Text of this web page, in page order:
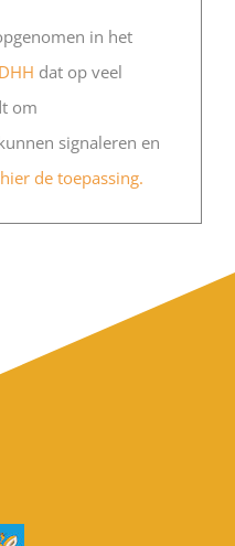
in het
DHH dat op veel
om
signaleren en
de toepassing.